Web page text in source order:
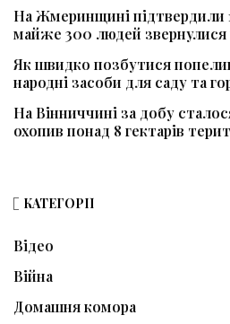
На Жмеринщині підтвердили
майже 300 людей звернулися
Як швидко позбутися
народні засоби для саду та
На Вінниччині за добу
охопив понад 8 гектарів
КАТЕГОРІЇ
Відео
Війна
Домашня комора